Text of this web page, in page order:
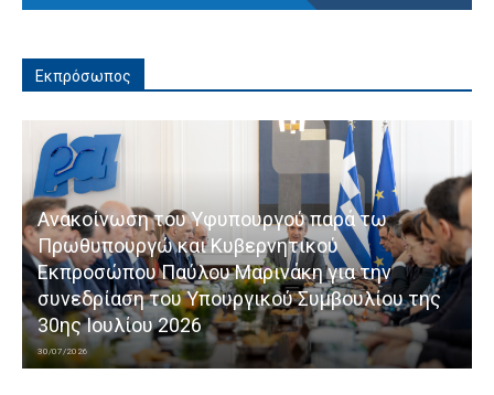
Εκπρόσωπος
Ανακοίνωση του Υφυπουργού παρά τω
Πρωθυπουργώ και Κυβερνητικού
Εκπροσώπου Παύλου Μαρινάκη για την
συνεδρίαση του Υπουργικού Συμβουλίου της
30ης Ιουλίου 2026
30/07/2026